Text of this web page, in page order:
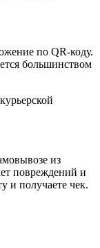
по QR-коду.
большинством
из
повреждений и
и получаете чек.